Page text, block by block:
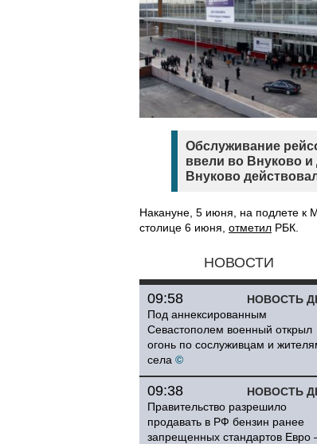
Обслуживание
ввели во Внуково
Внуково
Накануне, 5 июня, на подлете к
столице 6 июня, отметил РБК.
НОВОСТИ
НОВОСТЬ
09:58
Под аннексированным
Севастополем военный открыл
огонь по сослуживцам и
села ©
НОВОСТЬ
09:38
Правительство разрешило
продавать в РФ бензин ранее
запрещенных стандартов